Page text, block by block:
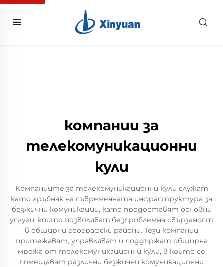
компании за
телекомуникационни
кули
Компаниите за телекомуникационни кули служат
като гръбнак на съвременната инфраструктура за
безжични комуникации, като предоставят основни
услуги, които позволяват безпроблемна свързаност
в обширни географски райони. Тези компании
притежават, управляват и поддържат обширна
мрежа от телекомуникационни кули, в които се
помещават различни безжични комуникационни